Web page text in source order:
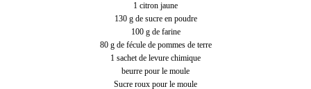
1 citron jaune
130 g de sucre en poudre
100 g de farine
80 g de fécule de pommes de terre
1 sachet de levure chimique
beurre pour le moule
Sucre roux pour le moule